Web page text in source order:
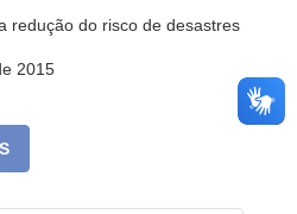
redução do risco de desastres
2015